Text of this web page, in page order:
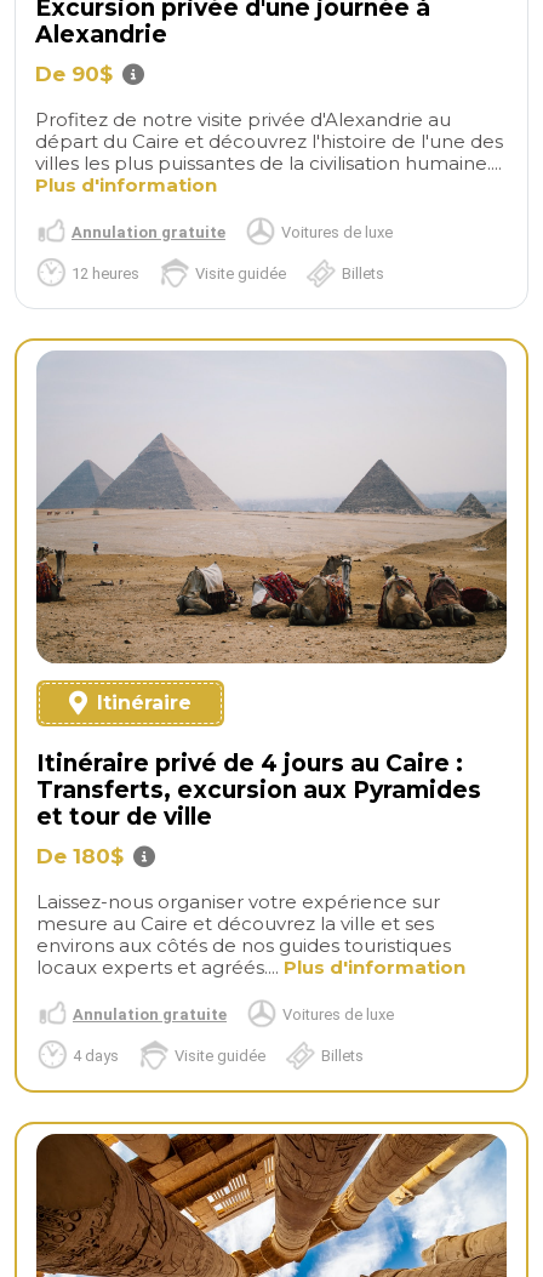
Excursion privée d'une journée à
Alexandrie
De 90$
Profitez de notre visite privée d'Alexandrie au
départ du Caire et découvrez l'histoire de l'une des
villes les plus puissantes de la civilisation humaine....
Plus d'information
Annulation gratuite Voitures de luxe
12 heures Visite guidée Billets
Itinéraire
Itinéraire privé de 4 jours au Caire :
Transferts, excursion aux Pyramides
et tour de ville
De 180$
Laissez-nous organiser votre expérience sur
mesure au Caire et découvrez la ville et ses
environs aux côtés de nos guides touristiques
locaux experts et agréés.... Plus d'information
Annulation gratuite Voitures de luxe
4 days Visite guidée Billets